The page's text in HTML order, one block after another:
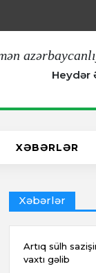
Heydər
XƏBƏRLƏR
Xəbərlər
Artıq sülh
vaxtı gəlib